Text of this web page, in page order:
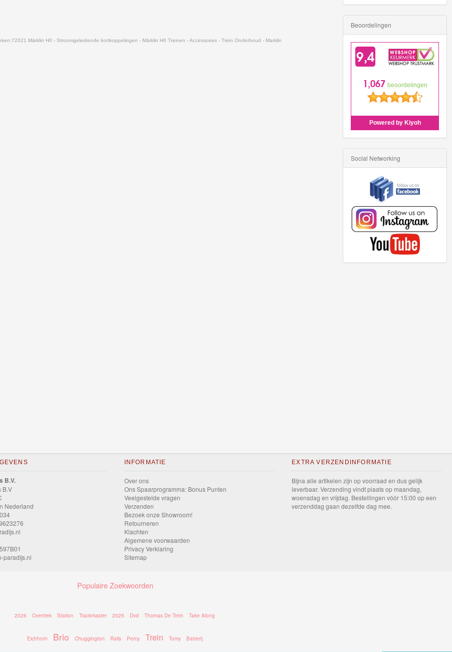
72021 Märklin H0 - Stroomgeleidende kortkoppelingen - Märklin H0 Treinen - Accessoires - Trein Onderhoud - Marklin
Beoordelingen
Social Networking
B.V.
B.V
Nederland
paradijs.nl
INFORMATIE
Over ons
Ons Spaarprogramma: Bonus Punten
Veelgestelde vragen
Verzenden
Bezoek onze Showroom!
Retourneren
Klachten
Algemene voorwaarden
Privacy Verklaring
Sitemap
EXTRA VERZENDINFORMATIE
Bijna alle artikelen zijn op voorraad en dus gelijk
leverbaar. Verzending vindt plaats op maandag,
woensdag en vrijdag. Bestellingen vóór 15:00 op een
verzenddag gaan dezelfde dag mee.
Populaire Zoekwoorden
2026 Overtrek Station Trackmaster 2025 Dvd Thomas De Trein Take Along
Eichhorn Brio Chuggington Rails Percy Trein Tomy Batterij